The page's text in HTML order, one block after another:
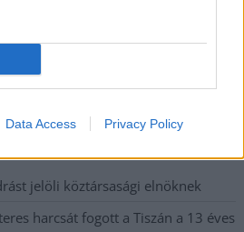
Data Access Privacy Policy
exkluzív tartalmakkal hétről hétre
24 cikke
jelöli köztársasági elnöknek
harcsát fogott a Tiszán a 13 éves